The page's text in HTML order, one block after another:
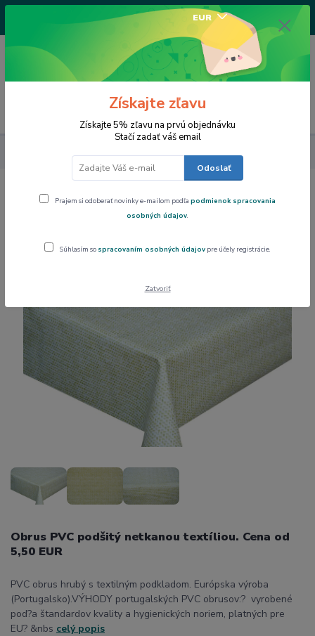
EUR
/Po-Pi 9-17 hod/
0,00 EUR
Dom a byt Obrus PVC, podšitý rôzne rozmery PTEX25Q-02
Obrus PVC, podšitý rôzne rozmery
Obrus PVC podšitý netkanou textíliou. Cena od
5,50 EUR
PVC obrus hrubý s textilným podkladom. Európska výroba
(Portugalsko).VÝHODY portugalských PVC obrusov:? vyrobené
pod?a štandardov kvality a hygienických noriem, platných pre
EU? &nbs celý popis
Získajte zľavu
Získajte 5% zľavu na prvú objednávku
Stačí zadať váš email
Odoslať
Prajem si odoberať novinky e-mailom podľa podmienok spracovania
osobných údajov.
Súhlasím so spracovaním osobných údajov pre účely registrácie.
Zatvoriť